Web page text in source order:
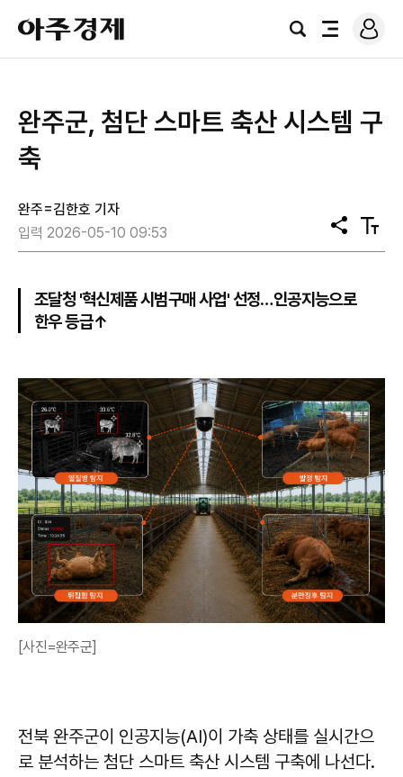
아
주
경
검
전
로
그
완주군, 첨단 스마트 축산 시스템 구
축
완주=김한호 기자
입력 2026-05-10 09:53
공
유
텍
스
조달청 '혁신제품 시범구매 사업' 선정…인공지능으로
한우 등급↑
[사진=완주군]
전북 완주군이 인공지능(AI)이 가축 상태를 실시간으
로 분석하는 첨단 스마트 축산 시스템 구축에 나선다.